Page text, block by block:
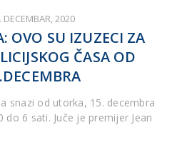
DECEMBAR, 2020
OVO SU IZUZECI ZA
ČASA OD
snazi od utorka, 15. decembra
do 6 sati. Juče je premijer Jean